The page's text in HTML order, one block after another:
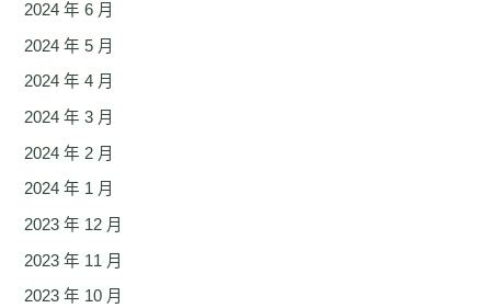
2024 年 6 月
2024 年 5 月
2024 年 4 月
2024 年 3 月
2024 年 2 月
2024 年 1 月
2023 年 12 月
2023 年 11 月
2023 年 10 月